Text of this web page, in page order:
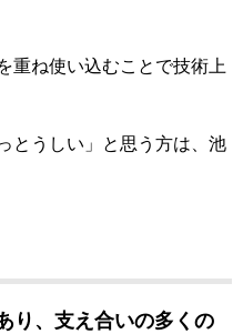
重ね使い込むことで技術上
とうしい」と思う方は、池
り、支え合いの多くの